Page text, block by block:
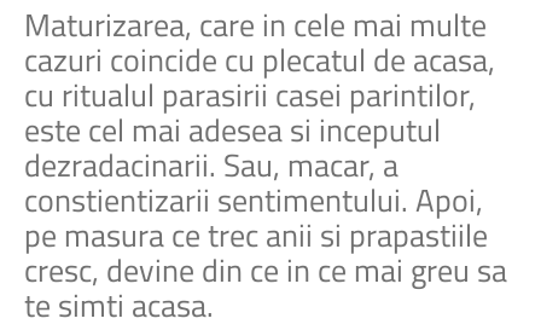
Maturizarea, care in cele mai multe
cazuri coincide cu plecatul de acasa,
cu ritualul parasirii casei parintilor,
este cel mai adesea si inceputul
dezradacinarii. Sau, macar, a
constientizarii sentimentului. Apoi,
pe masura ce trec anii si prapastiile
cresc, devine din ce in ce mai greu sa
te simti acasa.